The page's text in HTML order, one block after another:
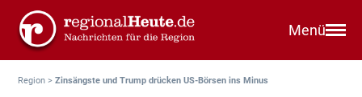
Menü
Region >Zinsängste und Trump drücken US-Börsen ins Minus